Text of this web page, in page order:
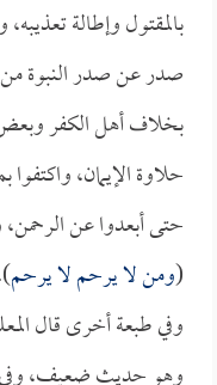
بالمقتول وإطالة
صدر عن صدر النبوة
بخلاف أهل الكفر
حلاوة الإيمان، واكتفوا
حتى أبعدوا عن
(ومن لا يرحم لا يرحم
وفي طبعة أخرى قال